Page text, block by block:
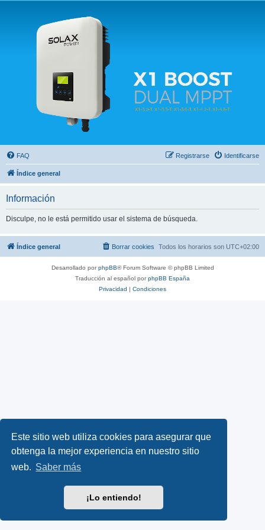
Este sitio web utiliza cookies para asegurar que
obtenga la mejor experiencia en nuestro sitio
web. Saber más
¡Lo entiendo!
Solax FAQ
Lugar para intercambiar dudas sobre inversores solares Solax y temas relacionados.
FAQ Identificarse
Registrarse
Índice general
Información
Disculpe, no le está permitido usar el sistema de búsqueda.
Índice general Todos los horarios son UTC+02:00
Borrar cookies
Desarrollado porphpBB® Forum Software © phpBB Limited
Traducción al español porphpBB España
Privacidad | Condiciones